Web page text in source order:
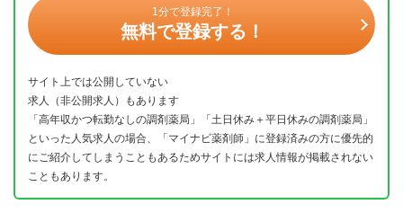
1分で登録完了！
無料で登録する！
サイト上では公開していない
求人（非公開求人）もあります
「高年収かつ転勤なしの調剤薬局」「土日休み＋平日休みの調剤薬局」
といった人気求人の場合、「マイナビ薬剤師」に登録済みの方に優先的
にご紹介してしまうこともあるためサイトには求人情報が掲載されない
こともあります。